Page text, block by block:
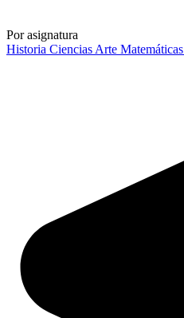
Por asignatura
Historia Ciencias Arte Matemáticas